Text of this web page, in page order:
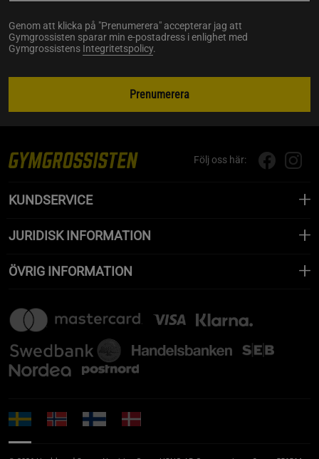
Genom att klicka på "Prenumerera" accepterar jag att
Gymgrossisten sparar min e-postadress i enlighet med
Gymgrossistens Integritetspolicy.
Prenumerera
Följ oss här:
KUNDSERVICE
JURIDISK INFORMATION
ÖVRIG INFORMATION